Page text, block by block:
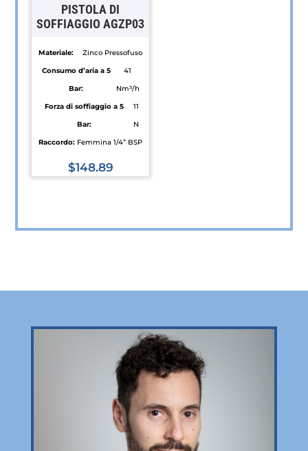
scelte
pagina
del
prodotto
PISTOLA DI
SOFFIAGGIO AGZP03
Materiale:
Zinco Pressofuso
Consumo d’aria a 5
Bar:
41
Nm³/h
Forza di soffiaggio a 5
Bar:
11
N
Raccordo: Femmina 1/4” BSP
$148.89
opzioni
essere
pagina
prodotto